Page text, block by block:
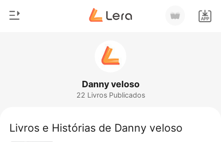
Lobisomem
Danny veloso
22 Livros Publicados
Livros e Histórias de Danny veloso